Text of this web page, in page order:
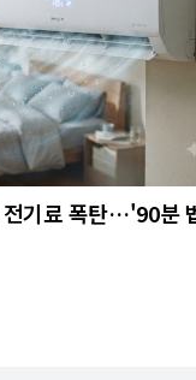
전기료 폭탄…'90분